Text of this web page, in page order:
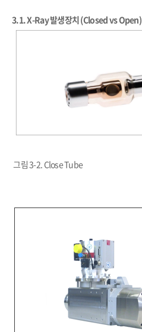
3.1.X-Ray 발생장치 (Closed vs Open)
그림 3-2. Close Tube